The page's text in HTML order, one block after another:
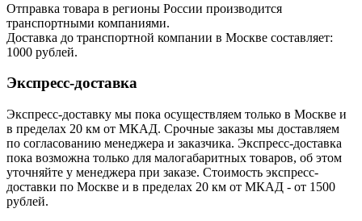
Отправка товара в регионы России производится
транспортными компаниями.
Доставка до транспортной компании в Москве составляет:
1000 рублей.
Экспресс-доставка
Экспресс-доставку мы пока осуществляем только в Москве и
в пределах 20 км от МКАД. Срочные заказы мы доставляем
по согласованию менеджера и заказчика. Экспресс-доставка
пока возможна только для малогабаритных товаров, об этом
уточняйте у менеджера при заказе. Стоимость экспресс-
доставки по Москве и в пределах 20 км от МКАД - от 1500
рублей.